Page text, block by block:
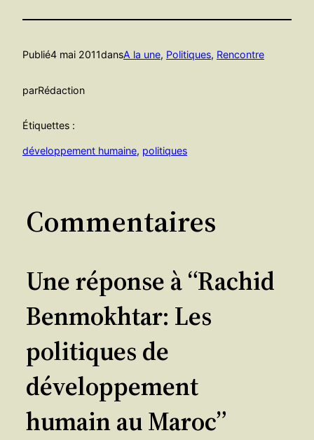
Publié4 mai 2011dansA la une, Politiques, Rencontre
parRédaction
Étiquettes :
développement humaine, politiques
Commentaires
Une réponse à “Rachid
Benmokhtar: Les
politiques de
développement
humain au Maroc”